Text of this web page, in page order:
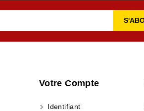
Votre Compte
Identifiant